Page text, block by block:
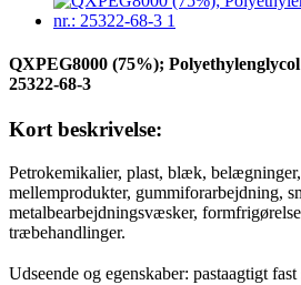
QXPEG8000 (75%);
25322-68-3
Kort beskrivelse:
Petrokemikalier, plast, blæk,
mellemprodukter, gummiforarbejdning,
metalbearbejdningsvæsker,
træbehandlinger.
Udseende og egenskaber: pastaagtigt